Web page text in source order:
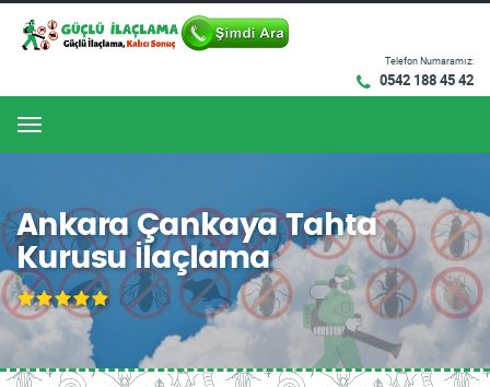
Telefon Numaramız:
0542 188 45 42
Menu
Ankara Çankaya Tahta
Kurusu İlaçlama